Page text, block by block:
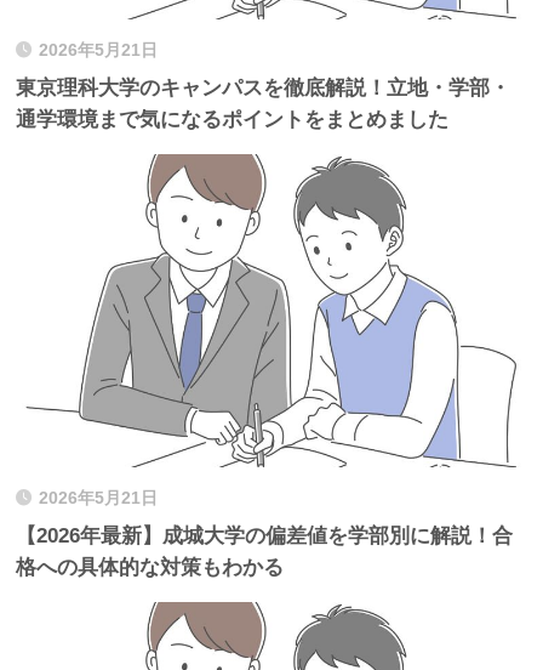
2026年5月21日
東京理科大学のキャンパスを徹底解説！立地・学部・
通学環境まで気になるポイントをまとめました
2026年5月21日
【2026年最新】成城大学の偏差値を学部別に解説！合
格への具体的な対策もわかる